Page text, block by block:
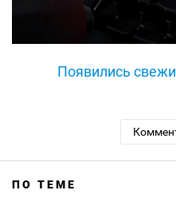
Появились
ПО ТЕМЕ